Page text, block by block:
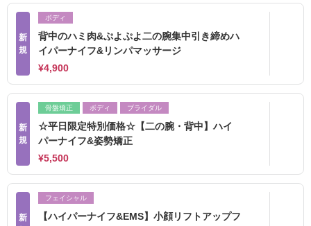
新
規
ボディ
背中のハミ肉&ぷよぷよ二の腕集中引き締めハ
イパーナイフ&リンパマッサージ
¥4,900
新
規
骨盤矯正 ボディ ブライダル
☆平日限定特別価格☆【二の腕・背中】ハイ
パーナイフ&姿勢矯正
¥5,500
新
フェイシャル
【ハイパーナイフ&EMS】小顔リフトアップフ